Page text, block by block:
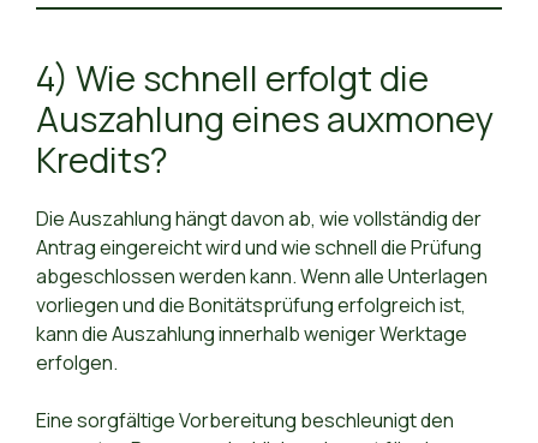
4) Wie schnell erfolgt die
Auszahlung eines auxmoney
Kredits?
Die Auszahlung hängt davon ab, wie vollständig der
Antrag eingereicht wird und wie schnell die Prüfung
abgeschlossen werden kann. Wenn alle Unterlagen
vorliegen und die Bonitätsprüfung erfolgreich ist,
kann die Auszahlung innerhalb weniger Werktage
erfolgen.
Eine sorgfältige Vorbereitung beschleunigt den